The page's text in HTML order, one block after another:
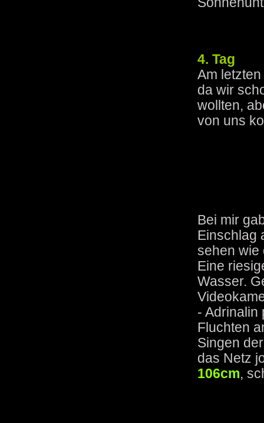
4. Tag
Am
da wir
wollten,
von uns
Bei mir
Einschlag
sehen wie
Eine
Wasser.
- Adrinalin
Fluchten
Singen
das Netz
106cm,